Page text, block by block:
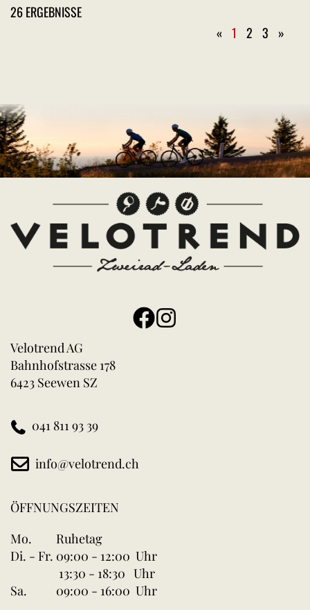
26 ERGEBNISSE
« 1 2 3 »
Velotrend AG
Bahnhofstrasse 178
6423 Seewen SZ
041 811 93 39
info@velotrend.ch
ÖFFNUNGSZEITEN
Mo.
Ruhetag
Di. - Fr. 09:00 - 12:00 Uhr
13:30 - 18:30 Uhr
Sa.
09:00 - 16:00 Uhr